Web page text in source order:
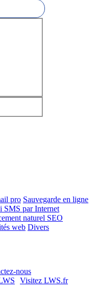
pro Sauvegarde en ligne
SMS par Internet
naturel SEO
web Divers
nous
Visitez LWS.fr